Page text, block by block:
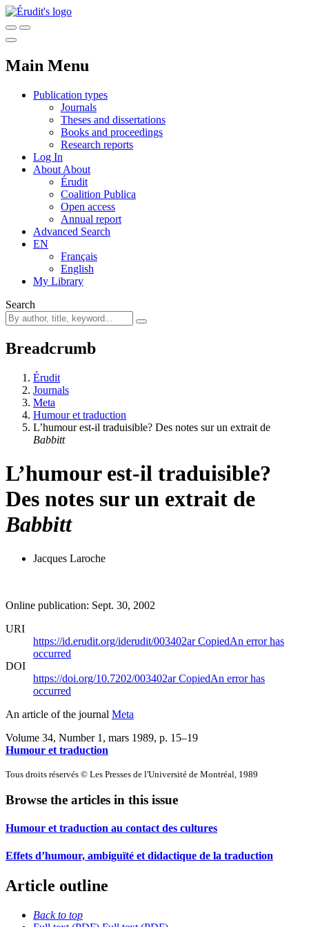
Main Menu
Publication types
Journals
Theses and dissertations
Books and proceedings
Research reports
Log In
About About
Érudit
Coalition Publica
Open access
Annual report
Advanced Search
EN
Français
English
My Library
Search
Breadcrumb
Érudit
Journals
Meta
Humour et traduction
L’humour est-il traduisible? Des notes sur un extrait de
Babbitt
L’humour est-il traduisible?
Des notes sur un extrait de
Babbitt
Jacques Laroche
Online publication: Sept. 30, 2002
URI
https://id.erudit.org/iderudit/003402arCopiedAn error has
occurred
DOI
https://doi.org/10.7202/003402arCopiedAn error has
occurred
An article of the journal Meta
Volume 34, Number 1, mars 1989, p. 15–19
Humour et traduction
Tous droits réservés © Les Presses de l'Université de Montréal, 1989
Browse the articles in this issue
Humour et traduction au contact des cultures
Effets d’humour, ambiguïté et didactique de la traduction
Article outline
Back to top